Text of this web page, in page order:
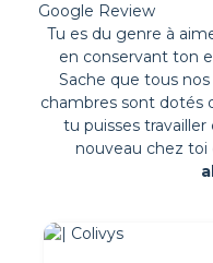
Google Review
Tu es du genre à
en conservant ton
Sache que tous
chambres sont dotés
tu puisses
nouveau chez toi